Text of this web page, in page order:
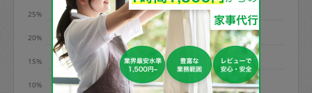
発生
水曜日9時〜金曜日9時まで＝依頼料金の
50%
金曜日9時～土曜日8時まで＝依頼金額の
100%
10%
15%
20%
25%